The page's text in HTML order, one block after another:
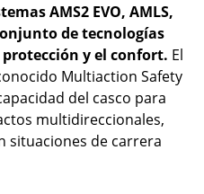
AMS2 EVO, AMLS,
de tecnologías
y el confort. El
Multiaction Safety
del casco para
multidireccionales,
situaciones de carrera